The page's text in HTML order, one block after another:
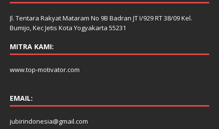
Jl. Tentara Rakyat Mataram No 9B Badran JT I/929 RT 38/09 Kel.
Bumijo, Kec Jetis Kota Yogyakarta 55231
MITRA KAMI:
www.top-motivator.com
EMAIL:
jubirindonesia@gmail.com